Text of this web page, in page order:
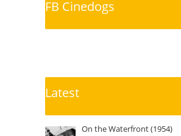
FB Cinedogs
Latest
On the Waterfront (1954)